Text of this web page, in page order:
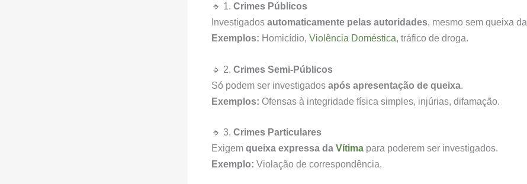
🔹 1. Crimes Públicos
Investigados automaticamente pelas autoridades, mesmo sem queixa da
Exemplos: Homicídio, Violência Doméstica, tráfico de droga.
🔹 2. Crimes Semi-Públicos
Só podem ser investigados após apresentação de queixa.
Exemplos: Ofensas à integridade física simples, injúrias, difamação.
🔹 3. Crimes Particulares
Exigem queixa expressa da Vítima para poderem ser investigados.
Exemplo: Violação de correspondência.